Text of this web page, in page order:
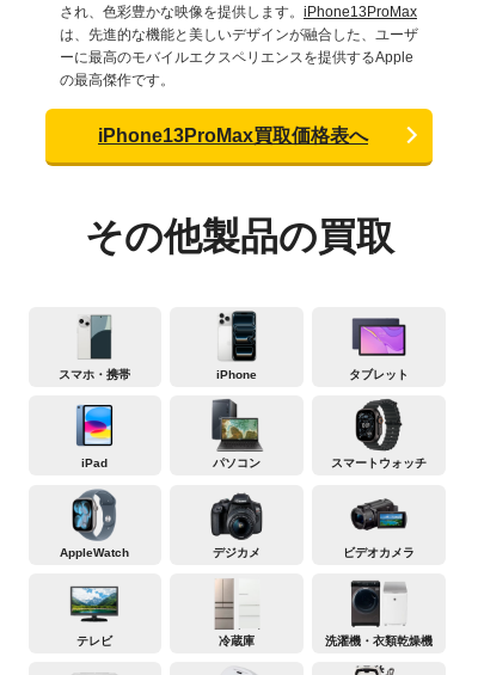
され、色彩豊かな映像を提供します。 iPhone13ProMax
は、先進的な機能と美しいデザインが融合した、ユーザ
ーに最高のモバイルエクスペリエンスを提供するApple
の最高傑作です。
iPhone13ProMax買取価格表へ
その他製品の買取
スマホ・携帯 iPhone タブレット
iPad パソコン スマートウォッチ
AppleWatch デジカメ ビデオカメラ
テレビ 冷蔵庫 洗濯機・衣類乾燥機